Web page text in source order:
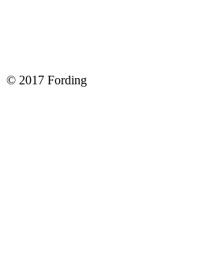
© 2017 Fording